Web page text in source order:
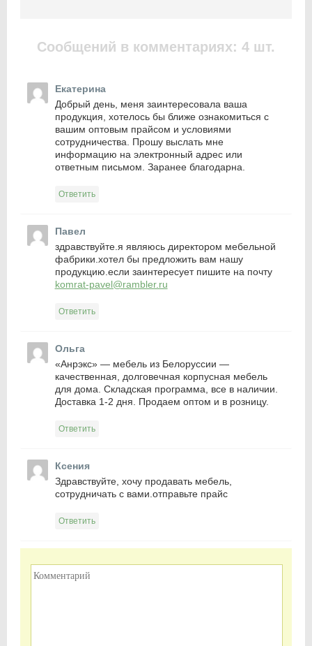
Сообщений в комментариях: 4 шт.
Екатерина
Добрый день, меня заинтересовала ваша
продукция, хотелось бы ближе ознакомиться с
вашим оптовым прайсом и условиями
сотрудничества. Прошу выслать мне
информацию на электронный адрес или
ответным письмом. Заранее благодарна.
Ответить
Павел
здравствуйте.я являюсь директором мебельной
фабрики.хотел бы предложить вам нашу
продукцию.если заинтересует пишите на почту
komrat-pavel@rambler.ru
Ответить
Ольга
«Анрэкс» — мебель из Белоруссии —
качественная, долговечная корпусная мебель
для дома. Складская программа, все в наличии.
Доставка 1-2 дня. Продаем оптом и в розницу.
Ответить
Ксения
Здравствуйте, хочу продавать мебель,
сотрудничать с вами.отправьте прайс
Ответить